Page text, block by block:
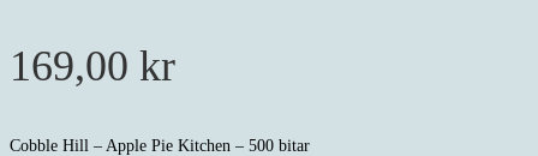
169,00 kr
Cobble Hill – Apple Pie Kitchen – 500 bitar